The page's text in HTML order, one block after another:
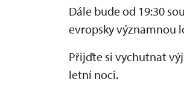
Dále bude od 19:30
evropsky významnou
Přijďte si vychutnat
letní noci.